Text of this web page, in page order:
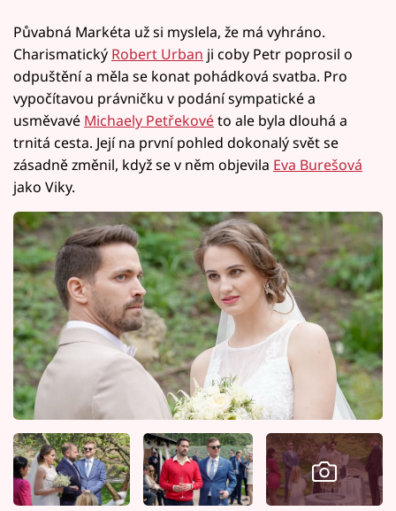
Půvabná Markéta už si myslela, že má vyhráno.
Charismatický Robert Urban ji coby Petr poprosil o
odpuštění a měla se konat pohádková svatba. Pro
vypočítavou právničku v podání sympatické a
usměvavé Michaely Petřekovéto ale byla dlouhá a
trnitá cesta. Její na první pohled dokonalý svět se
zásadně změnil, když se v něm objevila Eva Burešová
jako Viky.